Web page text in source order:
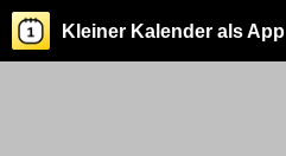
Kleiner Kalender als App